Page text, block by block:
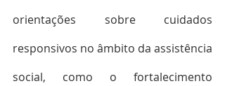
orientações sobre cuidados
responsivos no âmbito da assistência
social, como o fortalecimento